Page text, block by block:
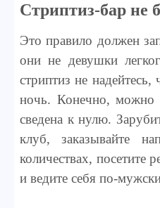
Стриптиз-бар не
Это правило должен
они не девушки
стриптиз не надейтесь,
ночь. Конечно, можно
сведена к нулю.
клуб, заказывайте
количествах, посетите
и ведите себя по-